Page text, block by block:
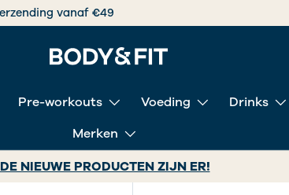
Pre-workouts Voeding Drinks
Merken
DE NIEUWE PRODUCTEN ZIJN ER!